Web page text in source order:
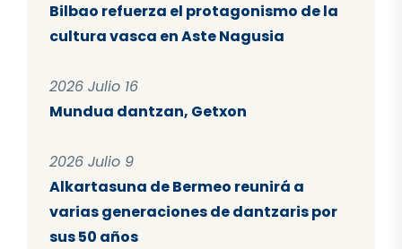
Bilbao refuerza el protagonismo de la
cultura vasca en Aste Nagusia
2026 Julio 16
Mundua dantzan, Getxon
2026 Julio 9
Alkartasuna de Bermeo reunirá a
varias generaciones de dantzaris por
sus 50 años